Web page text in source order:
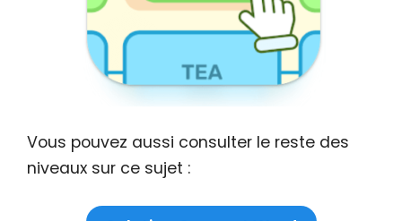
Vous pouvez aussi consulter le reste des
niveaux sur ce sujet :